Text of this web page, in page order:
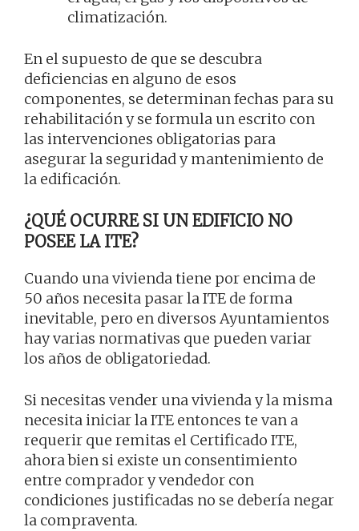
climatización.
En el supuesto de que se descubra
deficiencias en alguno de esos
componentes, se determinan fechas para su
rehabilitación y se formula un escrito con
las intervenciones obligatorias para
asegurar la seguridad y mantenimiento de
la edificación.
¿QUÉ OCURRE SI UN EDIFICIO NO
POSEE LA ITE?
Cuando una vivienda tiene por encima de
50 años necesita pasar la ITE de forma
inevitable, pero en diversos Ayuntamientos
hay varias normativas que pueden variar
los años de obligatoriedad.
Si necesitas vender una vivienda y la misma
necesita iniciar la ITE entonces te van a
requerir que remitas el Certificado ITE,
ahora bien si existe un consentimiento
entre comprador y vendedor con
condiciones justificadas no se debería negar
la compraventa.